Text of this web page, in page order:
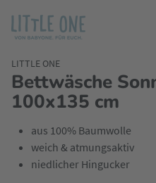
Bettwäsche
100x135 cm
LITTLE ONE
aus 100% Baumwolle
weich & atmungsaktiv
niedlicher Hingucker